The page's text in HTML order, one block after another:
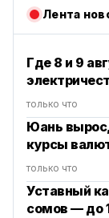
Лента
Где 8 и 9
только что
Юань вырос,
курсы
только что
Уставный
сомов — до